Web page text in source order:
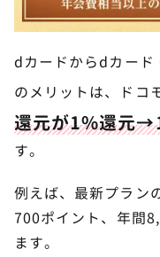
dカードからdカード
のメリットは、ドコ
還元が1%還元
す。
例えば、最新プラン
700ポイント、年間
ます。